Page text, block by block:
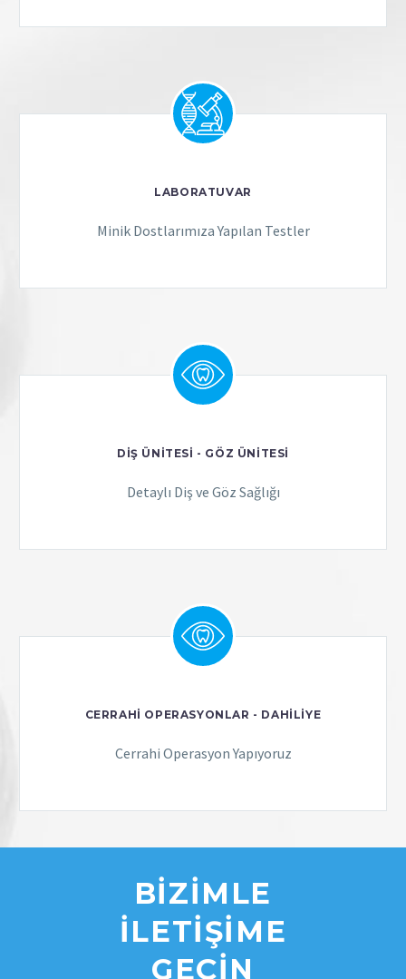
LABORATUVAR
Minik Dostlarımıza Yapılan Testler
DİŞ ÜNİTESİ - GÖZ ÜNİTESİ
Detaylı Diş ve Göz Sağlığı
CERRAHİ OPERASYONLAR - DAHİLİYE
Cerrahi Operasyon Yapıyoruz
BIZIMLE
İLETIŞIME
GEÇIN